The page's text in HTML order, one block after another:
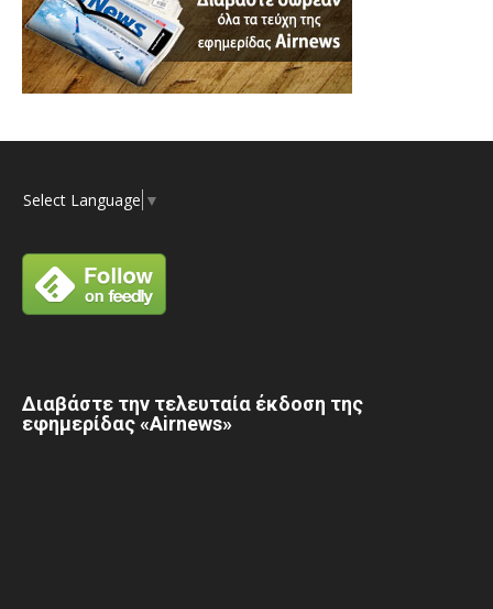
Select Language ▼
Διαβάστε την τελευταία έκδοση της
εφημερίδας «Airnews»